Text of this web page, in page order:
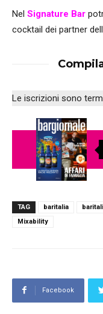
Nel Signature Bar
cocktail dei partner
Le iscrizioni sono
TAG baritalia
Mixability
Facebook